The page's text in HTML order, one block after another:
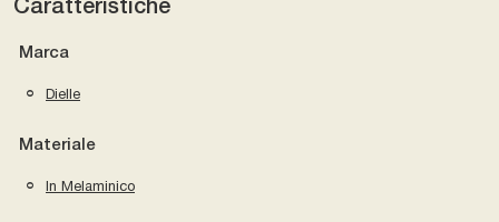
Caratteristiche
Marca
Dielle
Materiale
In Melaminico